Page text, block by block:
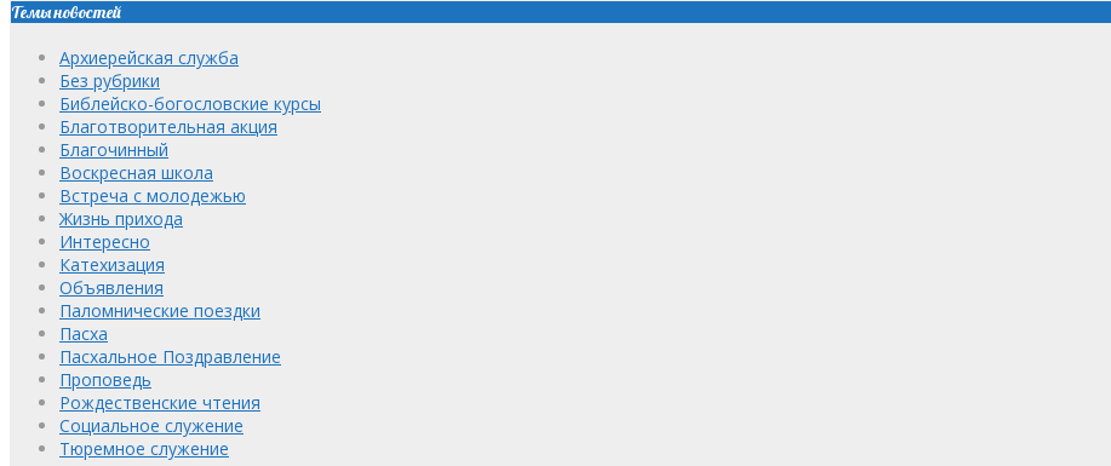
Темы новостей
Архиерейская служба
Без рубрики
Библейско-богословские курсы
Благотворительная акция
Благочинный
Воскресная школа
Встреча с молодежью
Жизнь прихода
Интересно
Катехизация
Объявления
Паломнические поездки
Пасха
Пасхальное Поздравление
Проповедь
Рождественские чтения
Социальное служение
Тюремное служение